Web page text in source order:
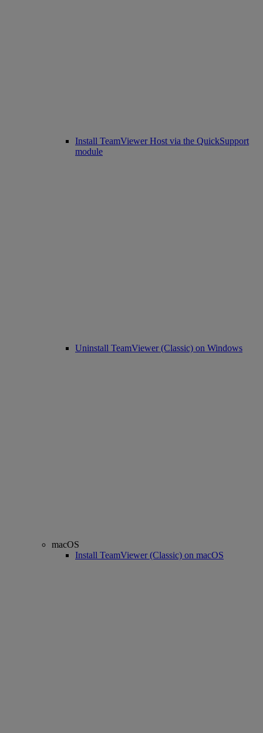
Install TeamViewer Host via the QuickSupport
module
Uninstall TeamViewer (Classic) on Windows
macOS
Install TeamViewer (Classic) on macOS